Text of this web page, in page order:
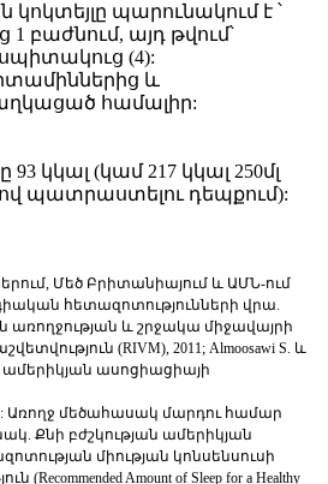
կոկտեյլը պարունակում է ՝
բաժնում, այդ թվում՝
(4):
և
համալիր:
կկալ (կամ 217 կկալ 250մլ
պատրաստելու դեպքում):
Մեծ Բրիտանիայում և ԱՄՆ-ում
հետազոտությունների վրա.
առողջության և շրջակա միջավայրի
(RIVM), 2011; Almoosawi S. և
ամերիկյան ասոցիացիայի
Առողջ մեծահասակ մարդու համար
Քնի բժշկության ամերիկյան
միության կոնսենսուսի
Amount of Sleep for a Healthy